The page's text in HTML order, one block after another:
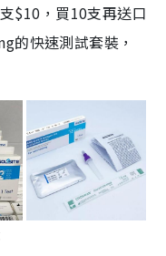
$10，買10支再送口
的快速測試套裝，